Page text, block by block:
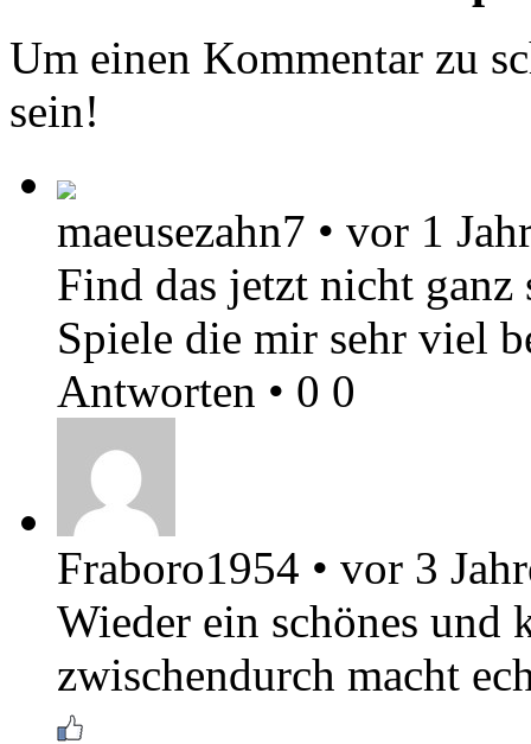
Um einen Kommentar zu
sein!
maeusezahn7 • vor 1
Find das jetzt nicht ganz
Spiele die mir sehr viel
Antworten • 0 0
Fraboro1954 • vor 3
Wieder ein schönes
zwischendurch macht